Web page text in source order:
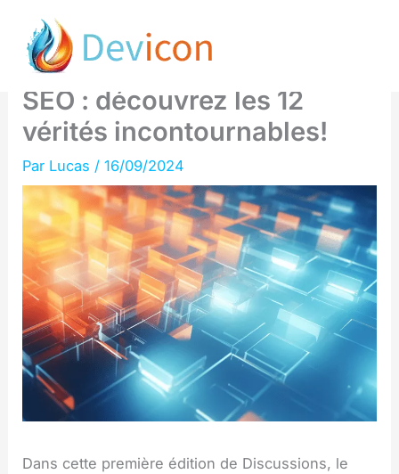
contenu
Maxime Doki-Thonon révèle
les secrets du netlinking en
SEO : découvrez les 12
vérités incontournables!
Par Lucas /16/09/2024
Dans cette première édition de Discussions, le